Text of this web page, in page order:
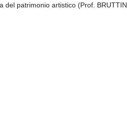
del patrimonio artistico (Prof.